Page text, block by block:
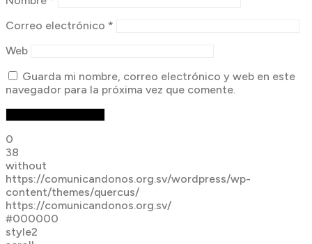
Correo electrónico *
Web
Guarda mi nombre, correo electrónico y web en este
navegador para la próxima vez que comente.
0
38
without
https://comunicandonos.org.sv/wordpress/wp-
content/themes/quercus/
https://comunicandonos.org.sv/
#000000
style2